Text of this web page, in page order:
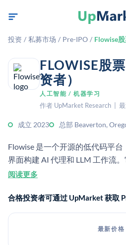
投资 / 私募市场 / Pre-IPO / Flowise
FLOWISE股
资者）
人工智能 / 机器学习
作者 UpMarket Research |
成立 2023 总部 Beaverton,
Flowise 是一个开源的低代码平
界面构建 AI 代理和 LLM 工作流
型设计、评估并部署自定义的生成
阅读更多
合格投资者可通过 UpMarket 获取
最新价格